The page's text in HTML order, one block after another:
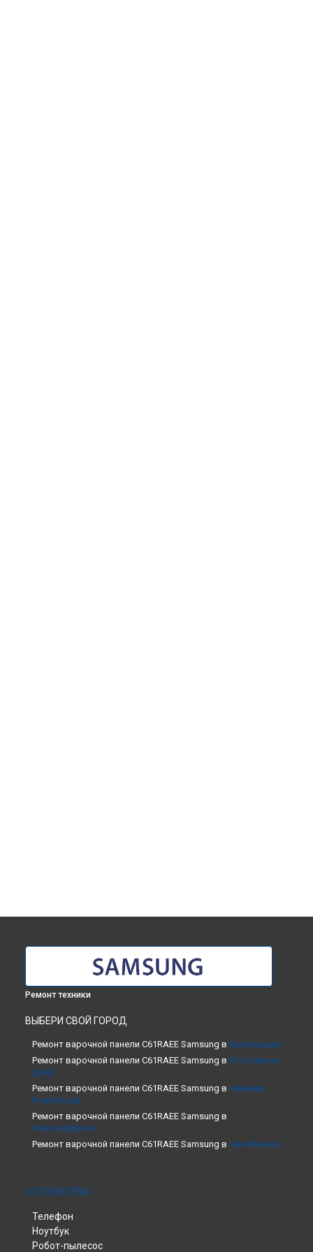
Ремонт техники
ВЫБЕРИ СВОЙ ГОРОД
Ремонт варочной панели C61RAEE Samsung в Краснодаре
Ремонт варочной панели C61RAEE Samsung в Ростове-на-
Дону
Ремонт варочной панели C61RAEE Samsung в Нижнем
Новгороде
Ремонт варочной панели C61RAEE Samsung в
Новосибирске
Ремонт варочной панели C61RAEE Samsung в Челябинске
Ремонт варочной панели C61RAEE Samsung в
Ремонт варочной панели C61RAEE Samsung в
Ремонт варочной панели C61RAEE Samsung в
УСТРОЙСТВА
Телефон
Ноутбук
Робот-пылесос